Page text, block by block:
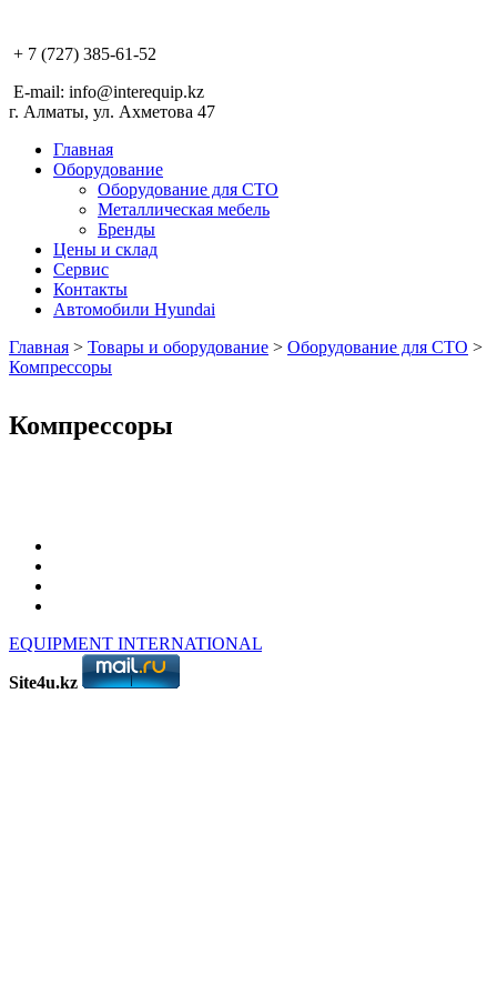
+ 7 (727) 385-61-52
E-mail: info@interequip.kz
г. Алматы, ул. Ахметова 47
Главная
Оборудование
Оборудование для СТО
Металлическая мебель
Бренды
Цены и склад
Сервис
Контакты
Автомобили Hyundai
Главная > Товары и оборудование > Оборудование для СТО >
Компрессоры
Компрессоры
EQUIPMENT INTERNATIONAL
Site4u.kz